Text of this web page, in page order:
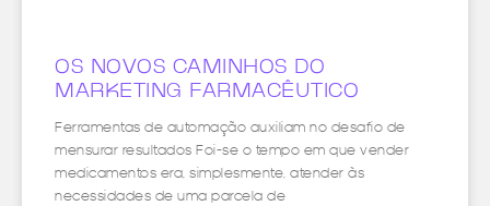
OS NOVOS CAMINHOS DO
MARKETING FARMACÊUTICO
Ferramentas de automação auxiliam no desafio de
mensurar resultados Foi-se o tempo em que vender
medicamentos era, simplesmente, atender às
necessidades de uma parcela de